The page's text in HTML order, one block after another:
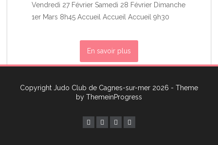
Vendredi 27 Février Samedi 28 Février Dimanche
1er Mars 8h45 Accueil Accueil Accueil 9h30
En savoir plus
Copyright Judo Club de Cagnes-sur-mer 2026 - Theme
by ThemeinProgress